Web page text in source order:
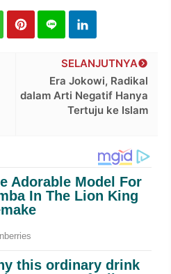
SELANJUTNYA
Era Jokowi, Radikal
dalam Arti Negatif Hanya
Tertuju ke Islam